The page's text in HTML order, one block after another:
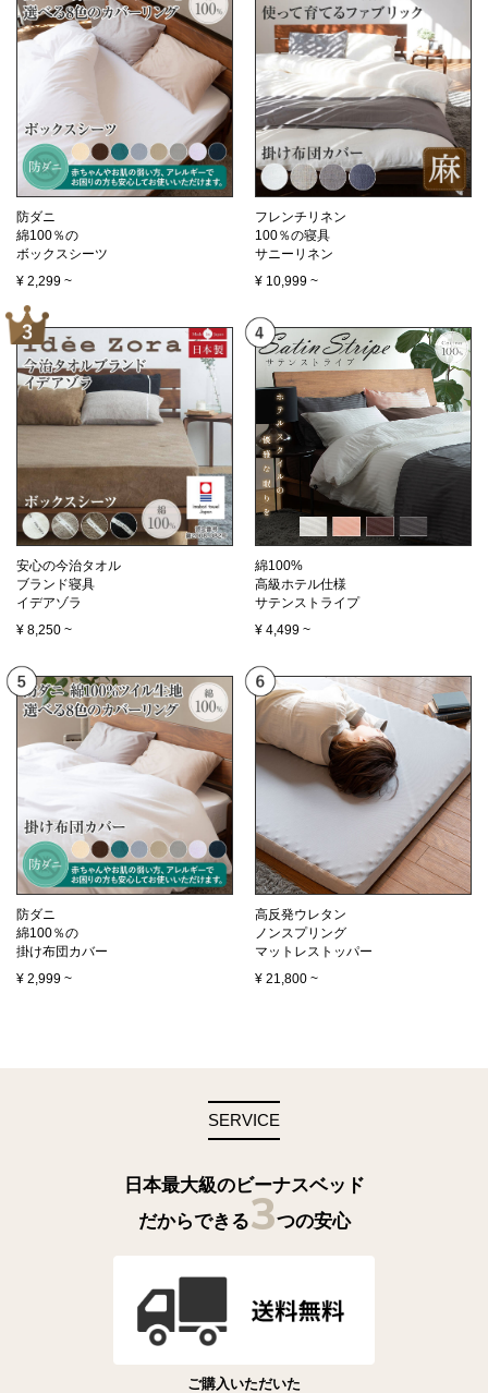
防ダニ
綿100％の
ボックスシーツ
¥ 2,299 ~
フレンチリネン
100％の寝具
サニーリネン
¥ 10,999 ~
安心の今治タオル
ブランド寝具
イデアゾラ
¥ 8,250 ~
綿100%
高級ホテル仕様
サテンストライプ
¥ 4,499 ~
防ダニ
綿100％の
掛け布団カバー
¥ 2,999 ~
高反発ウレタン
ノンスプリング
マットレストッパー
¥ 21,800 ~
SERVICE
日本最大級のビーナスベッド
だからできる3つの安心
ご購入いただいた